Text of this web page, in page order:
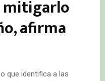
mitigarlo
afirma
que identifica a las